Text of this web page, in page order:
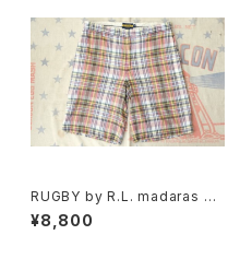
RUGBY by R.L. madaras pl
aid cotton Shorts
¥8,800